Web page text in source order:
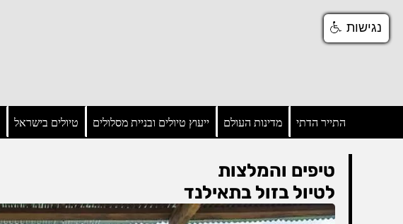
התייר הדתי מדינות העולם ייעוץ טיולים ובניית מסלולים טיולים בישראל
טיפים והמלצות
לטיול בזול בתאילנד
נגישות
נגישות